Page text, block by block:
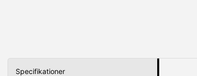
Specifikationer